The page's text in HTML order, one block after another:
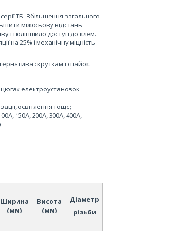
ТБ. Збільшення загального
міжосьову відстань
і поліпшило доступ до клем.
на 25% і механічну міцність
скруткам і спайок.
електроустановок
освітлення тощо;
150А, 200А, 300А, 400А,
Ширина
(мм)
Висота
(мм)
Діаметр
різьби